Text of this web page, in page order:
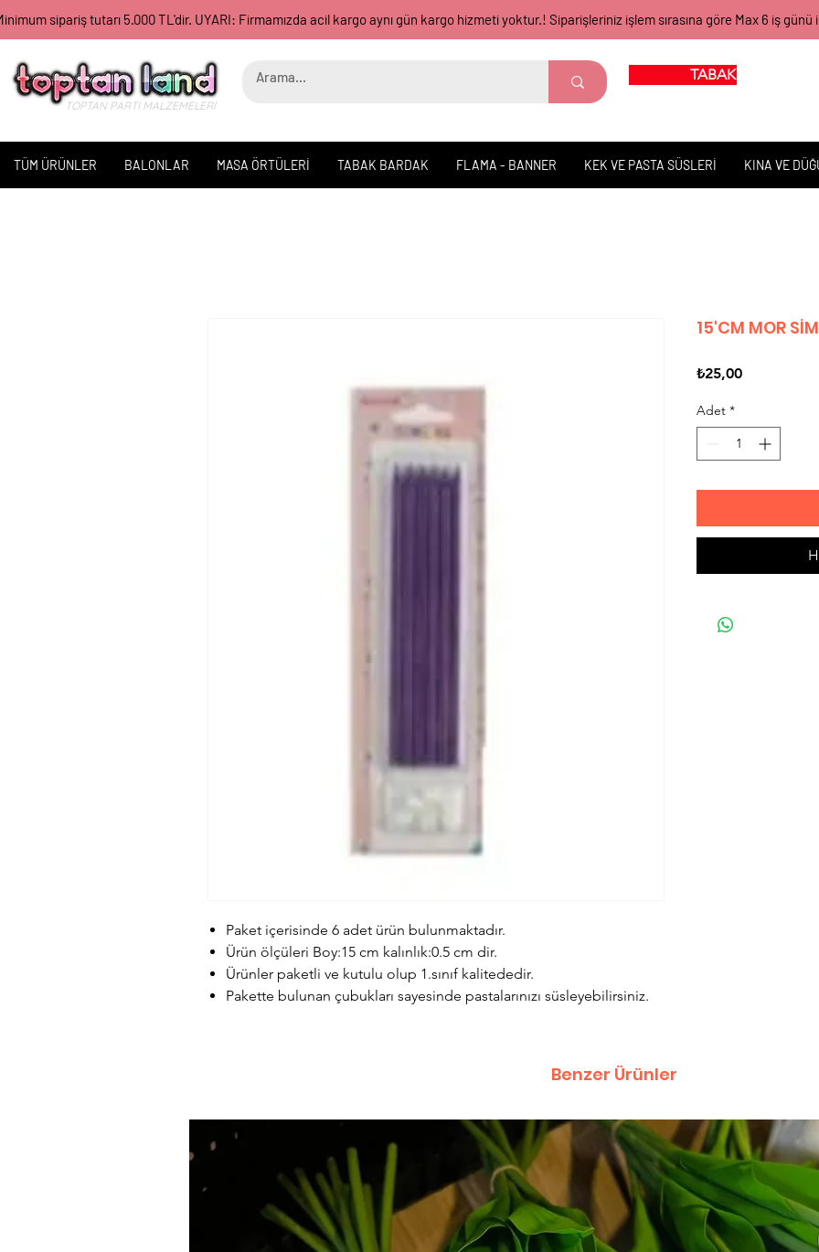
sipariş tutarı 5.000 TL'dir. UYARI: Firmamızda acil kargo aynı gün kargo hizmeti yoktur.! Siparişleriniz işlem sırasına göre Max 6 iş
TOPTAN PARTİ MALZEMELERİ
TABAK BARDAK
TÜM ÜRÜNLER BALONLAR MASA ÖRTÜLERİ TABAK BARDAK FLAMA - BANNER KEK VE PASTA SÜSLERİ KINA VE
Paket içerisinde 6 adet ürün bulunmaktadır.
Ürün ölçüleri Boy:15 cm kalınlık:0.5 cm dir.
Ürünler paketli ve kutulu olup 1.sınıf kalitededir.
Pakette bulunan çubukları sayesinde pastalarınızı süsleyebilirsiniz.
15'CM MOR
₺25,00Fiyat
Adet *
Benzer Ürünler